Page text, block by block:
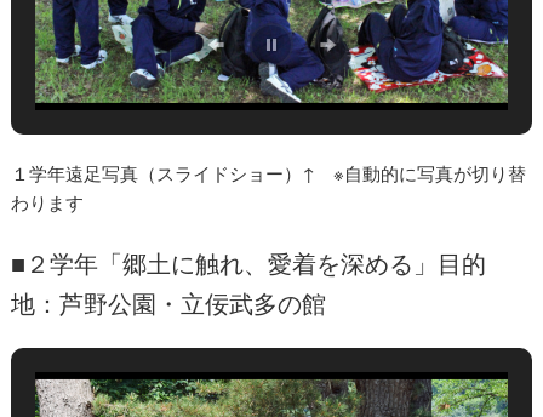
１学年遠足写真（スライドショー）↑ ※自動的に写真が切り替
わります
■２学年「郷土に触れ、愛着を深める」目的
地：芦野公園・立佞武多の館